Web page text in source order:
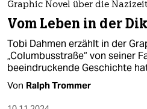
Graphic Novel über die Nazizeit
Vom Leben in der
Tobi Dahmen erzählt in der
„Columbusstraße“ von seiner
beeindruckende Geschichte
Von Ralph Trommer